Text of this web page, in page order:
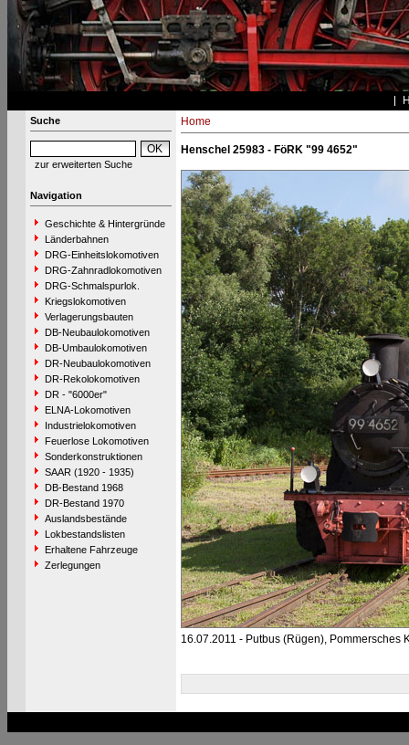
Suche
zur erweiterten Suche
Navigation
Geschichte & Hintergründe
Länderbahnen
DRG-Einheitslokomotiven
DRG-Zahnradlokomotiven
DRG-Schmalspurlok.
Kriegslokomotiven
Verlagerungsbauten
DB-Neubaulokomotiven
DB-Umbaulokomotiven
DR-Neubaulokomotiven
DR-Rekolokomotiven
DR - "6000er"
ELNA-Lokomotiven
Industrielokomotiven
Feuerlose Lokomotiven
Sonderkonstruktionen
SAAR (1920 - 1935)
DB-Bestand 1968
DR-Bestand 1970
Auslandsbestände
Lokbestandslisten
Erhaltene Fahrzeuge
Zerlegungen
Home
Henschel 25983 - FöRK "99 4652"
16.07.2011 - Putbus (Rügen), Pommersches